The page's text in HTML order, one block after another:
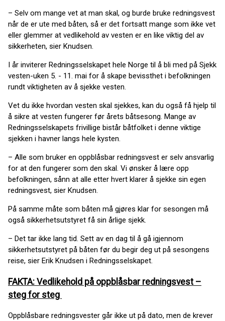
– Selv om mange vet at man skal, og burde bruke redningsvest
når de er ute med båten, så er det fortsatt mange som ikke vet
eller glemmer at vedlikehold av vesten er en like viktig del av
sikkerheten, sier Knudsen.
I år inviterer Redningsselskapet hele Norge til å bli med på Sjekk
vesten-uken 5. - 11. mai for å skape bevissthet i befolkningen
rundt viktigheten av å sjekke vesten.
Vet du ikke hvordan vesten skal sjekkes, kan du også få hjelp til
å sikre at vesten fungerer før årets båtsesong. Mange av
Redningsselskapets frivillige bistår båtfolket i denne viktige
sjekken i havner langs hele kysten.
– Alle som bruker en oppblåsbar redningsvest er selv ansvarlig
for at den fungerer som den skal. Vi ønsker å lære opp
befolkningen, sånn at alle etter hvert klarer å sjekke sin egen
redningsvest, sier Knudsen.
På samme måte som båten må gjøres klar for sesongen må
også sikkerhetsutstyret få sin årlige sjekk.
– Det tar ikke lang tid. Sett av en dag til å gå igjennom
sikkerhetsutstyret på båten før du begir deg ut på sesongens
reise, sier Erik Knudsen i Redningsselskapet.
FAKTA: Vedlikehold på oppblåsbar redningsvest –
steg for steg
Oppblåsbare redningsvester går ikke ut på dato, men de krever